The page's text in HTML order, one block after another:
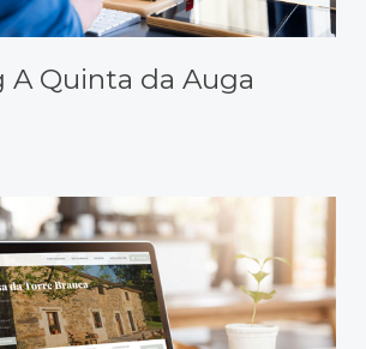
A Quinta da Auga